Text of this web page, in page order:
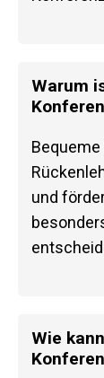
Warum
und
Wie